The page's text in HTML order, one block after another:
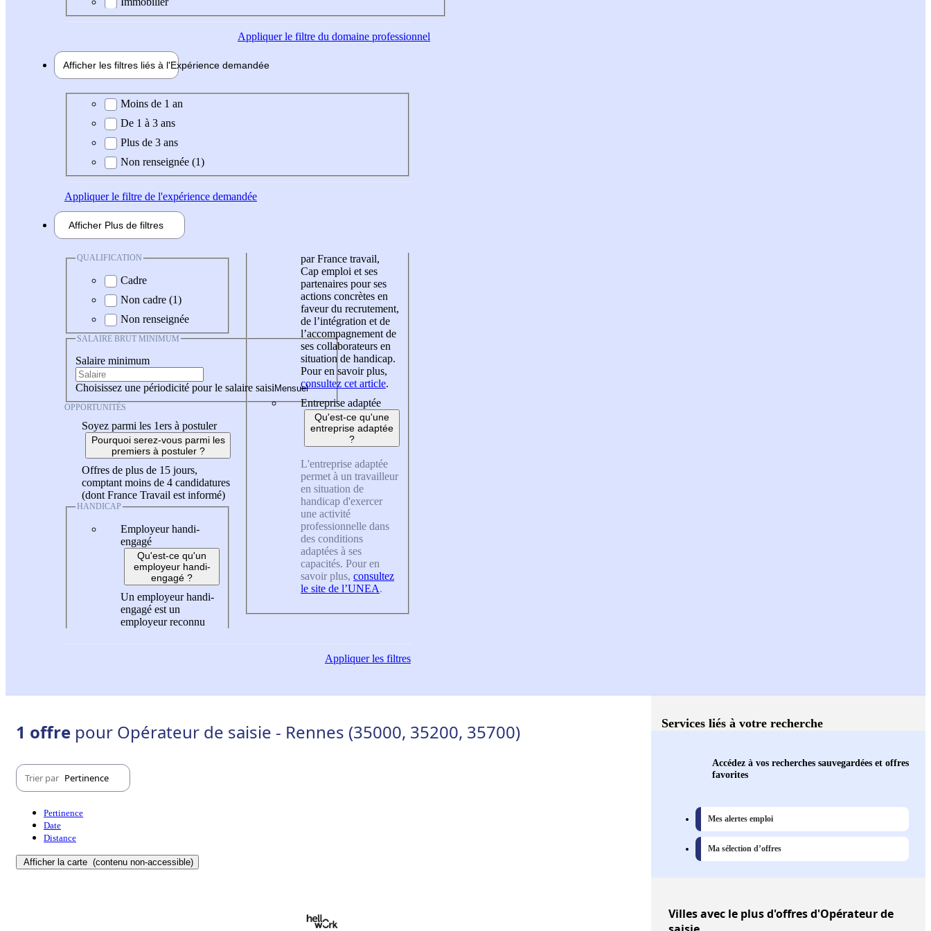
Appliquerle filtre du domaine professionnel
Afficher les filtres liés à l'Expérience demandée
Expérience demandée
Moins de 1 an
De 1 à 3 ans
Plus de 3 ans
Non renseignée (1)
Appliquerle filtre de l'expérience demandée
Afficher Plus de filtres
QUALIFICATION
Cadre
Non cadre (1)
Non renseignée
SALAIRE BRUT MINIMUM
Salaire minimum
Choisissez une périodicité pour le salaire saisi
OPPORTUNITÉS
Soyez parmi les 1ers à postuler
Pourquoi serez-vous parmi les
premiers à postuler ?
Offres de plus de 15 jours,
comptant moins de 4 candidatures
(dont France Travail est informé)
HANDICAP
Employeur handi-
engagé
Qu'est-ce qu'un
employeur handi-
engagé ?
Un employeur handi-
engagé est un
employeur reconnu
par France travail,
Cap emploi et ses
partenaires pour ses
actions concrètes en
faveur du recrutement,
de l’intégration et de
l’accompagnement de
ses collaborateurs en
situation de handicap.
Pour en savoir plus,
consultez cet article.
Entreprise adaptée
Qu'est-ce qu'une
entreprise adaptée
?
L'entreprise adaptée
permet à un travailleur
en situation de
handicap d'exercer
une activité
professionnelle dans
des conditions
adaptées à ses
capacités. Pour en
savoir plus, consultez
le site de l’UNEA.
Appliquerles filtres
1 offre pour Opérateur de saisie - Rennes (35000, 35200, 35700)
Trier par Pertinence
Pertinence
Date
Distance
Afficher la carte (contenu non-accessible)
Services liés à votre recherche
Accédez à vos recherches sauvegardées et offres
favorites
Mes alertes emploi
Ma sélection d’offres
Villesavec le plus d'offres d'Opérateur de